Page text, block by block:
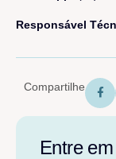
Responsável
Compartilhe
Entre